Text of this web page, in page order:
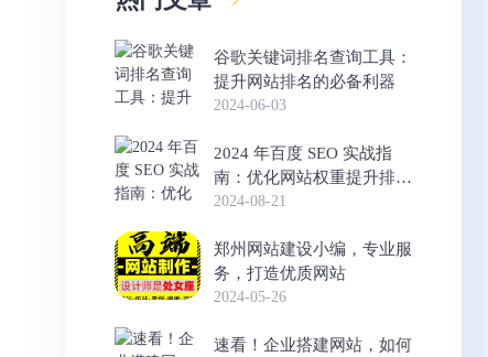
谷歌关键词排名查询工具：
提升网站排名的必备利器
2024-06-03
2024 年百度 SEO 实战指
南：优化网站权重提升排名
的方法
2024-08-21
郑州网站建设小编，专业服
务，打造优质网站
2024-05-26
速看！企业搭建网站，如何